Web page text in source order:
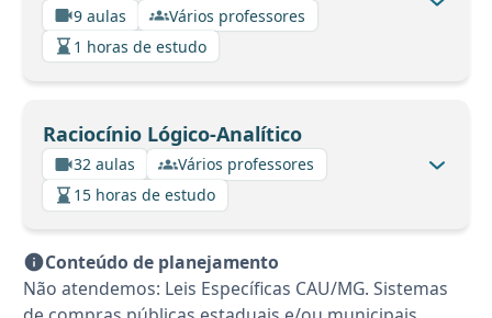
9 aulas
Vários professores
1 horas de estudo
Raciocínio Lógico-Analítico
32 aulas
Vários professores
15 horas de estudo
Conteúdo de planejamento
Não atendemos: Leis Específicas CAU/MG. Sistemas